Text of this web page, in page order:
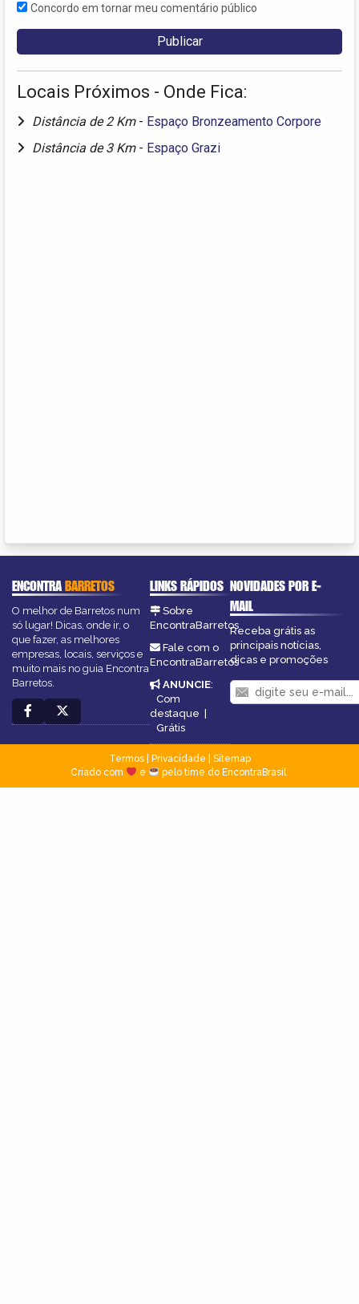
Concordo em tornar meu comentário público
Locais Próximos - Onde Fica:
Distância de 2 Km - Espaço Bronzeamento Corpore
Distância de 3 Km - Espaço Grazi
ENCONTRABARRETOS
O melhor de Barretos num
só lugar! Dicas, onde ir, o
que fazer, as melhores
empresas, locais, serviços e
muito mais no guia Encontra
Barretos.
LINKS RÁPIDOS
Sobre
EncontraBarretos
Fale com o
EncontraBarretos
ANUNCIE:
Com
destaque |
Grátis
NOVIDADES POR E-
MAIL
Receba grátis as
principais notícias,
dicas e promoções
Termos| Privacidade
Sitemap
Criado com
e pelo time do EncontraBrasil